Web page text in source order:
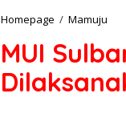
Homepage / Mamuju
I
S
u
l
MUI